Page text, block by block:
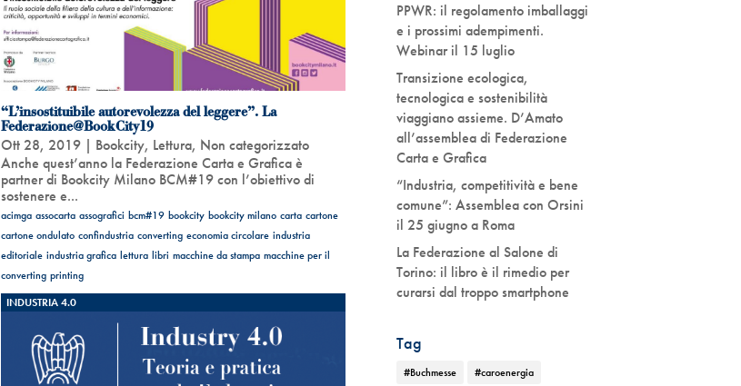
“L’insostituibile autorevolezza del leggere”. La
Federazione@BookCity19
Ott 28, 2019| Bookcity, Lettura, Non categorizzato
Anche quest’anno la Federazione Carta e Grafica è
partner di Bookcity Milano BCM#19 con l’obiettivo di
sostenere e...
acimga assocarta assografici bcm#19 bookcity bookcity milano carta cartone
cartone ondulato confindustria converting economia circolare industria
editoriale industria grafica lettura libri macchine da stampa macchine per il
converting printing
INDUSTRIA 4.0
PPWR: il regolamento imballaggi
e i prossimi adempimenti.
Webinar il 15 luglio
Transizione ecologica,
tecnologica e sostenibilità
viaggiano assieme. D’Amato
all’assemblea di Federazione
Carta e Grafica
“Industria, competitività e bene
comune”: Assemblea con Orsini
il 25 giugno a Roma
La Federazione al Salone di
Torino: il libro è il rimedio per
curarsi dal troppo smartphone
Tag
#Buchmesse
#caroenergia